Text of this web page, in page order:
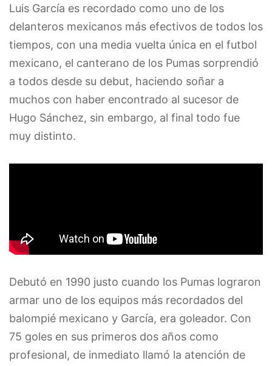
Luis García es recordado como uno de los
delanteros mexicanos más efectivos de todos los
tiempos, con una media vuelta única en el futbol
mexicano, el canterano de los Pumas sorprendió
a todos desde su debut, haciendo soñar a
muchos con haber encontrado al sucesor de
Hugo Sánchez, sin embargo, al final todo fue
muy distinto.
Debutó en 1990 justo cuando los Pumas lograron
armar uno de los equipos más recordados del
balompié mexicano y García, era goleador. Con
75 goles en sus primeros dos años como
profesional, de inmediato llamó la atención de